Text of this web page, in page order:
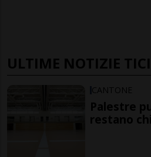
ULTIME NOTIZIE
CANTONE
Palestre
restano